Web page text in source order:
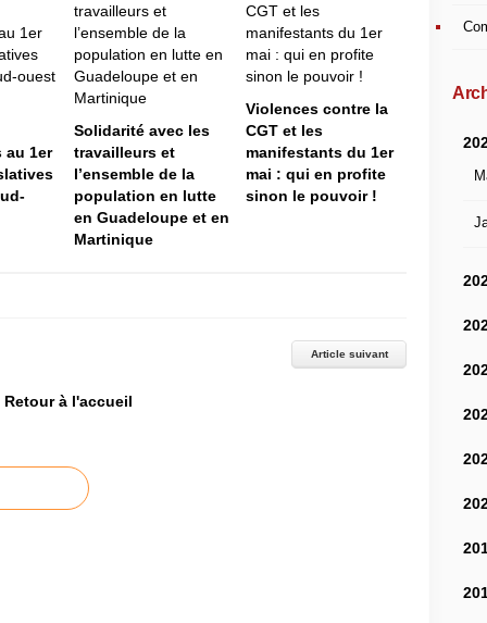
au 1er
Solidarité avec les
travailleurs et
l’ensemble de la
population en lutte
en Guadeloupe et en
Martinique
Violences contre la
CGT et les
manifestants du 1er
mai : qui en profite
sinon le pouvoir !
Article suivant
Retour à l'accueil